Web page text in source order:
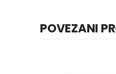
POVEZANI